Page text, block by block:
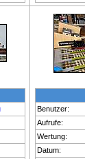
Benutzer:
Aufrufe:
Wertung:
Datum: